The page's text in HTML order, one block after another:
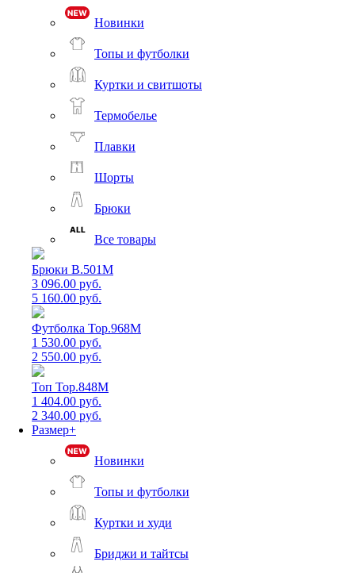
Новинки
Топы и футболки
Куртки и свитшоты
Термобелье
Плавки
Шорты
Брюки
Все товары
Брюки B.501M
3 096.00 руб.
5 160.00 руб.
Футболка Top.968M
1 530.00 руб.
2 550.00 руб.
Топ Top.848M
1 404.00 руб.
2 340.00 руб.
Размер+
Новинки
Топы и футболки
Куртки и худи
Бриджи и тайтсы